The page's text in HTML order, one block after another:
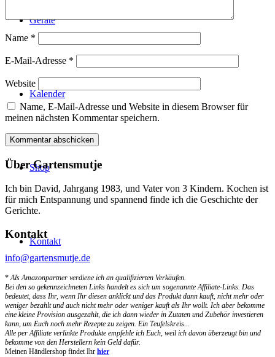
Geräte
Kalender
Shop
Kontakt
Name *
E-Mail-Adresse *
Website
Name, E-Mail-Adresse und Website in diesem Browser für
meinen nächsten Kommentar speichern.
Über Gartensmutje
Ich bin David, Jahrgang 1983, und Vater von 3 Kindern. Kochen ist
für mich Entspannung und spannend finde ich die Geschichte der
Gerichte.
Kontakt
info@gartensmutje.de
*Als Amazonpartner verdiene ich an qualifizierten Verkäufen.
Bei den so gekennzeichneten Links handelt es sich um sogenannte Affiliate-Links. Das
bedeutet, dass Ihr, wenn Ihr diesen anklickt und das Produkt dann kauft, nicht mehr oder
weniger bezahlt und auch nicht mehr oder weniger kauft als Ihr wollt. Ich aber bekomme
eine kleine Provision ausgezahlt, die ich dann wieder in Zutaten und Zubehör investieren
kann, um Euch noch mehr Rezepte zu zeigen. Ein Teufelskreis...
Alle per Affiliate verlinkte Produkte empfehle ich Euch, weil ich davon überzeugt bin und
bekomme von den Herstellern kein Geld dafür.
Meinen Händlershop findet Ihr hier